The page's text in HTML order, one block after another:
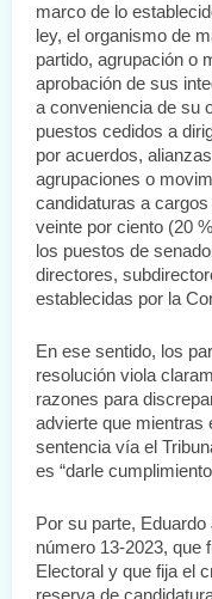
marco de lo
ley, el organismo de
partido, agrupación o
aprobación de sus
a conveniencia de su
puestos cedidos a
por acuerdos,
agrupaciones o
candidaturas a
veinte por ciento (20
los puestos de
directores,
establecidas por la
En ese sentido, los
resolución viola
razones para
advierte que mientras
sentencia vía el
es “darle
Por su parte,
número 13-2023, que
Electoral y que fija el